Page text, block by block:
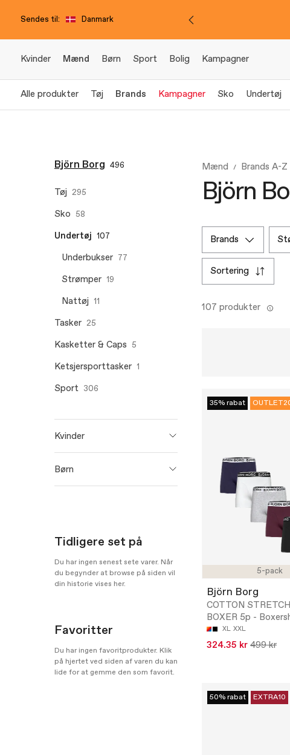
Sendes til: Danmark
Kvinder Mænd Børn Sport Bolig Kampagner
Alle produkter Tøj Brands Kampagner Sko Undertøj
Björn Borg 496
Tøj 295
Sko 58
Undertøj 107
Underbukser 77
Strømper 19
Nattøj 11
Tasker 25
Kasketter & Caps 5
Ketsjersporttasker 1
Sport 306
Kvinder
Børn
Tidligere set på
Du har ingen senest sete varer. Når
du begynder at browse på siden vil
din historie vises her.
Favoritter
Du har ingen favoritprodukter. Klik
på hjertet ved siden af varen du kan
lide for at gemme den som favorit.
Mænd Brands A-Z
Björn
brands
sortering
107 produkter
5-pack
35% rabat
Björn Borg
COTTON STRETCH
BOXER 5p -
XL XXL
324.35 kr 499 kr
50% rabat EXTRA10